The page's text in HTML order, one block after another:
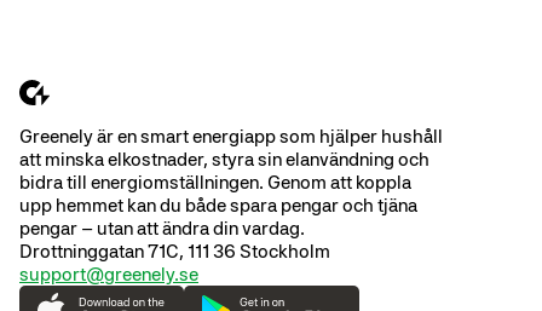
Greenely är en smart energiapp som hjälper hushåll
att minska elkostnader, styra sin elanvändning och
bidra till energiomställningen. Genom att koppla
upp hemmet kan du både spara pengar och tjäna
pengar – utan att ändra din vardag.
Drottninggatan 71C, 111 36 Stockholm
support@greenely.se